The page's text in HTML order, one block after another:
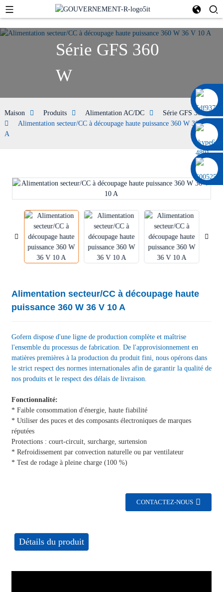
0086 13322920697
Série GFS 360
W
Maison Produits Alimentation AC/DC
Série GFS 360 W
Alimentation secteur/CC à découpage haute puissance 360 ​​W 36 V 10
A
Alimentation secteur/CC à découpage haute
puissance 360 ​​W 36 V 10 A
Gofern dispose d'une ligne de production complète et maîtrise
l'ensemble du processus de fabrication. De l'approvisionnement en
matières premières à la production du produit fini, nous opérons dans
le strict respect des normes internationales afin de garantir la qualité de
nos produits et le respect des délais de livraison.
Fonctionnalité:
* Faible consommation d'énergie, haute fiabilité
* Utiliser des puces et des composants électroniques de marques
réputées
Protections : court-circuit, surcharge, surtension
* Refroidissement par convection naturelle ou par ventilateur
* Test de rodage à pleine charge (100 %)
CONTACTEZ-NOUS
Détails du produit